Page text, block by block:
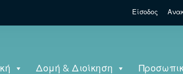
Είσοδος
Δομή & Διοίκηση